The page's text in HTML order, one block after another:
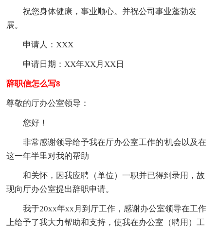
祝您身体健康，事业顺心。并祝公司事业蓬勃发
展。
申请人：XXX
申请日期：XX年XX月XX日
辞职信怎么写8
尊敬的厅办公室领导：
您好！
非常感谢领导给予我在厅办公室工作的'机会以及在
这一年半里对我的帮助
和关怀，因我应聘（单位）一职并已得到录用，故
现向厅办公室提出辞职申请。
我于20xx年xx月到厅工作，感谢办公室领导在工作
上给予了我大力帮助和支持，使我在办公室（聘用）工